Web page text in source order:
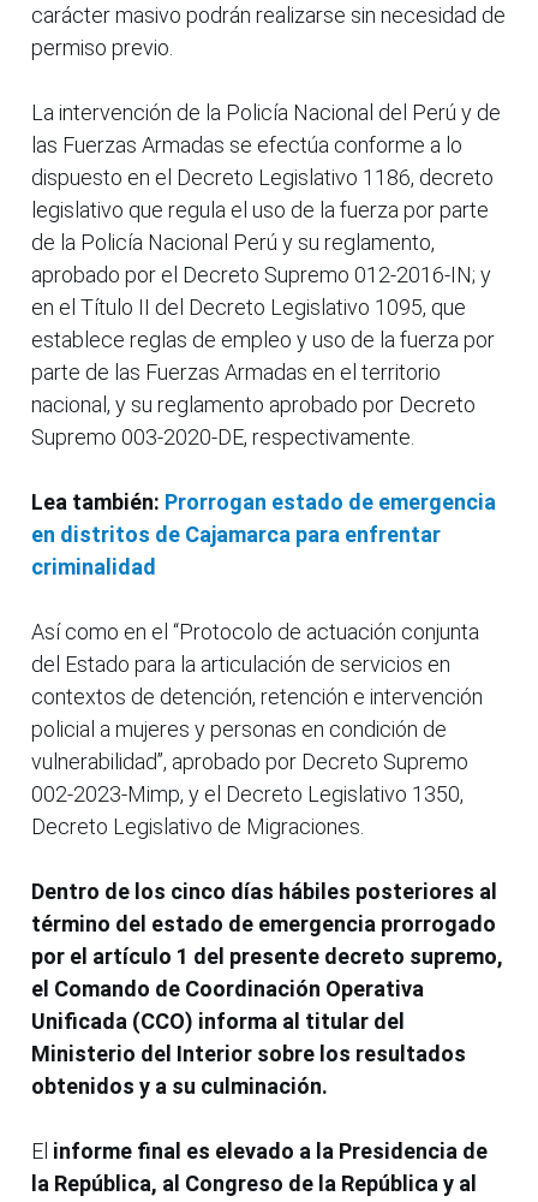
carácter masivo podrán realizarse sin necesidad de
permiso previo.
La intervención de la Policía Nacional del Perú y de
las Fuerzas Armadas se efectúa conforme a lo
dispuesto en el Decreto Legislativo 1186, decreto
legislativo que regula el uso de la fuerza por parte
de la Policía Nacional Perú y su reglamento,
aprobado por el Decreto Supremo 012-2016-IN; y
en el Título II del Decreto Legislativo 1095, que
establece reglas de empleo y uso de la fuerza por
parte de las Fuerzas Armadas en el territorio
nacional, y su reglamento aprobado por Decreto
Supremo 003-2020-DE, respectivamente.
Lea también: Prorrogan estado de emergencia
en distritos de Cajamarca para enfrentar
criminalidad
Así como en el “Protocolo de actuación conjunta
del Estado para la articulación de servicios en
contextos de detención, retención e intervención
policial a mujeres y personas en condición de
vulnerabilidad”, aprobado por Decreto Supremo
002-2023-Mimp, y el Decreto Legislativo 1350,
Decreto Legislativo de Migraciones.
Dentro de los cinco días hábiles posteriores al
término del estado de emergencia prorrogado
por el artículo 1 del presente decreto supremo,
el Comando de Coordinación Operativa
Unificada (CCO) informa al titular del
Ministerio del Interior sobre los resultados
obtenidos y a su culminación.
El informe final es elevado a la Presidencia de
la República, al Congreso de la República y al